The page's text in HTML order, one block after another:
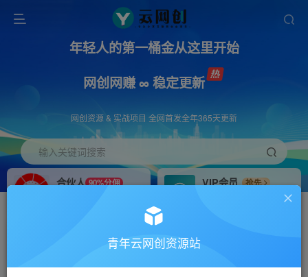
年轻人的第一桶金从这里开始
网创网赚 ∞ 稳定更新
网创资源 & 实战项目 全网首发全年365天更新
输入关键词搜索
合伙人 90%分佣
VIP会员
抢先
搭建同款网站，自己当老板
青年云网创资源站